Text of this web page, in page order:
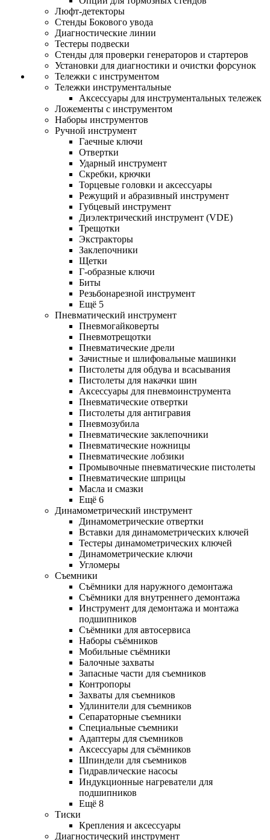
Люфт-детекторы
Стенды Бокового увода
Диагностические линии
Тестеры подвески
Стенды для проверки генераторов и стартеров
Установки для диагностики и очистки форсунок
Тележки с инструментом
Тележки инструментальные
Аксессуары для инструментальных тележек
Ложементы с инструментом
Наборы инструментов
Ручной инструмент
Гаечные ключи
Отвертки
Ударный инструмент
Скребки, крючки
Торцевые головки и аксессуары
Режущий и абразивный инструмент
Губцевый инструмент
Диэлектрический инструмент (VDE)
Трещотки
Экстракторы
Заклепочники
Щетки
Г-образные ключи
Биты
Резьбонарезной инструмент
Ещё 5
Пневматический инструмент
Пневмогайковерты
Пневмотрещотки
Пневматические дрели
Зачистные и шлифовальные машинки
Пистолеты для обдува и всасывания
Пистолеты для накачки шин
Аксессуары для пневмоинструмента
Пневматические отвертки
Пистолеты для антигравия
Пневмозубила
Пневматические заклепочники
Пневматические ножницы
Пневматические лобзики
Промывочные пневматические пистолеты
Пневматические шприцы
Масла и смазки
Ещё 6
Динамометрический инструмент
Динамометрические отвертки
Вставки для динамометрических ключей
Тестеры динамометрических ключей
Динамометрические ключи
Угломеры
Съемники
Съёмники для наружного демонтажа
Съёмники для внутреннего демонтажа
Инструмент для демонтажа и монтажа
подшипников
Съёмники для автосервиса
Наборы съёмников
Мобильные съёмники
Балочные захваты
Запасные части для съемников
Контропоры
Захваты для съемников
Удлинители для съемников
Сепараторные съемники
Специальные съемники
Адаптеры для съемников
Аксессуары для съёмников
Шпиндели для съемников
Гидравлические насосы
Индукционные нагреватели для
подшипников
Ещё 8
Тиски
Крепления и аксессуары
Диагностический инструмент